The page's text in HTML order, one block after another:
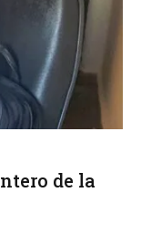
de la